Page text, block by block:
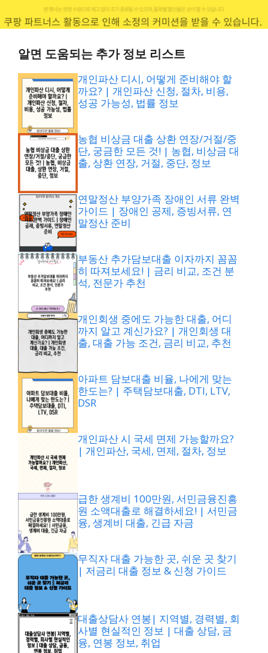
알면 도움되는 추가 정보 리스트
개인파산 디시, 어떻게 준비해야 할
까요? | 개인파산 신청, 절차, 비용,
성공 가능성, 법률 정보
농협 비상금 대출 상환 연장/거절/중
단, 궁금한 모든 것! | 농협, 비상금 대
출, 상환 연장, 거절, 중단, 정보
연말정산 부양가족 장애인 서류 완벽
가이드 | 장애인 공제, 증빙서류, 연
말정산 준비
부동산 추가담보대출 이자까지 꼼꼼
히 따져보세요! | 금리 비교, 조건 분
석, 전문가 추천
개인회생 중에도 가능한 대출, 어디
까지 알고 계신가요? | 개인회생 대
출, 대출 가능 조건, 금리 비교, 추천
아파트 담보대출 비율, 나에게 맞는
한도는? | 주택담보대출, DTI, LTV,
DSR
개인파산 시 국세 면제 가능할까요?
| 개인파산, 국세, 면제, 절차, 정보
급한 생계비 100만원, 서민금융진흥
원 소액대출로 해결하세요! | 서민금
융, 생계비 대출, 긴급 자금
무직자 대출 가능한 곳, 쉬운 곳 찾기
| 저금리 대출 정보 & 신청 가이드
대출상담사 연봉| 지역별, 경력별, 회
사별 현실적인 정보 | 대출 상담, 금
융, 연봉 정보, 취업